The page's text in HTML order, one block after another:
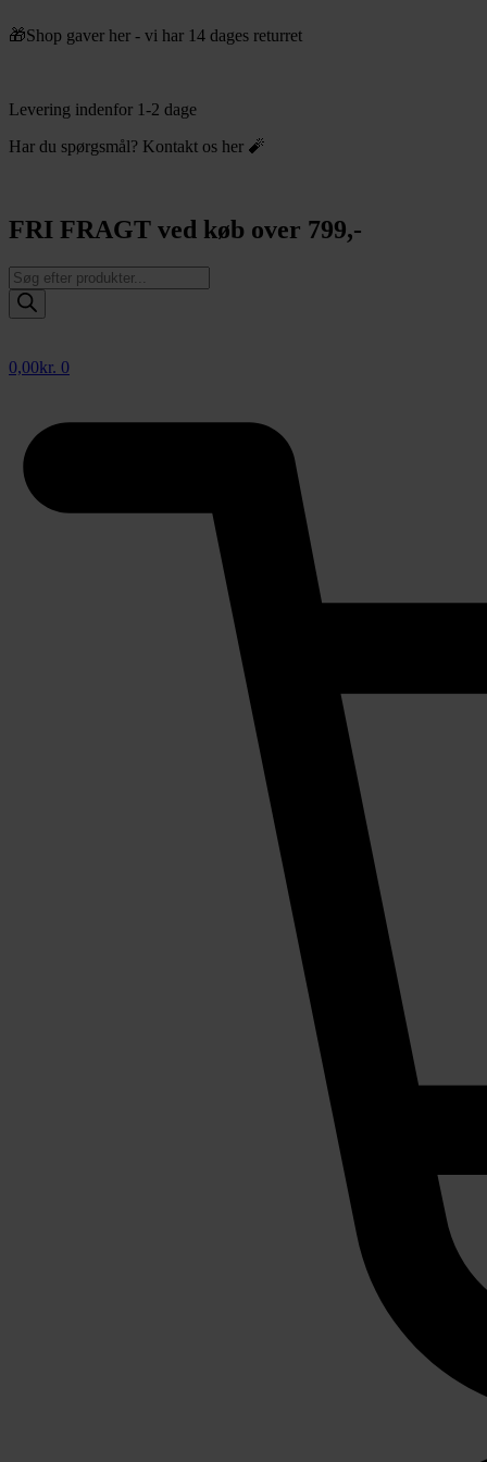
til
🎁Shop gaver her - vi har 14 dages returret
Levering indenfor 1-2 dage
Har du spørgsmål? Kontakt os her 🧨
FRI FRAGT ved køb over 799,-
Products
search
0,00kr. 0